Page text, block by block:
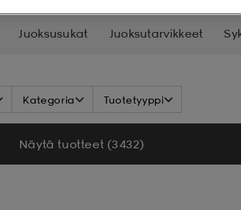
Juoksusukat Juoksutarvikkeet
Kategoria Tuotetyyppi
Näytä tuotteet (3 432)